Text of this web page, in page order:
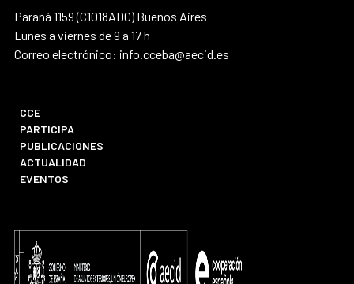
Paraná 1159 (C1018ADC) Buenos Aires
Lunes a viernes de 9 a 17 h
Correo electrónico: info.cceba@aecid.es
CCE
PARTICIPA
PUBLICACIONES
ACTUALIDAD
EVENTOS